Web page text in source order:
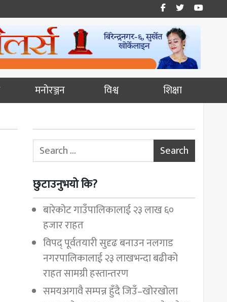
मनोरञ्जन विश्व शिक्षा
Search for:
छुटाउनुभयो कि?
बारेकोट गाउँपालिकालाई २३ लाख ६०
हजार राहत
विपद् पूर्वतयारी सुदृढ बनाउन नलगाड
नगरपालिकालाई २३ लाखभन्दा बढीको
राहत सामग्री हस्तान्तरण
समयअगावै सम्पन्न हुँदै जिउँ–खोरखोला